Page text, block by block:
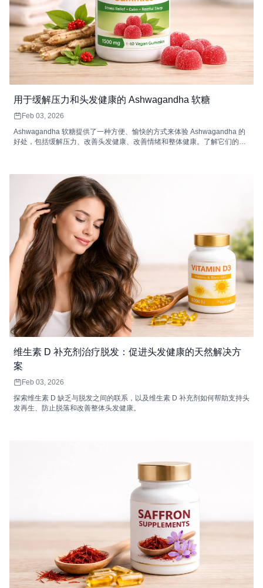
用于缓解压力和头发健康的 Ashwagandha 软糖
Feb 03, 2026
Ashwagandha 软糖提供了一种方便、愉快的方式来体验 Ashwagandha 的
好处，包括缓解压力、改善头发健康、改善情绪和整体健康。了解它们的工
维生素 D 补充剂治疗脱发：促进头发健康的天然解决方
案
Feb 03, 2026
探索维生素 D 缺乏与脱发之间的联系，以及维生素 D 补充剂如何帮助支持头
发再生、防止脱落和改善整体头发健康。